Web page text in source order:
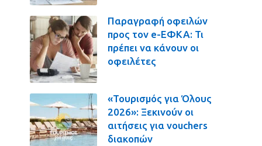
Παραγραφή οφειλών
προς τον e-ΕΦΚΑ: Τι
πρέπει να κάνουν οι
οφειλέτες
«Τουρισμός για Όλους
2026»: Ξεκινούν οι
αιτήσεις για vouchers
διακοπών